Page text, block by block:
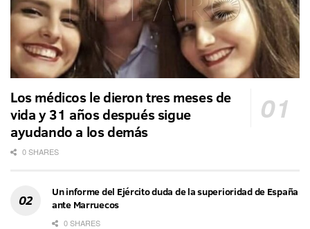
Los médicos le dieron tres meses de
vida y 31 años después sigue
ayudando a los demás
0 SHARES
Un informe del Ejército duda de la superioridad de España
ante Marruecos
0 SHARES